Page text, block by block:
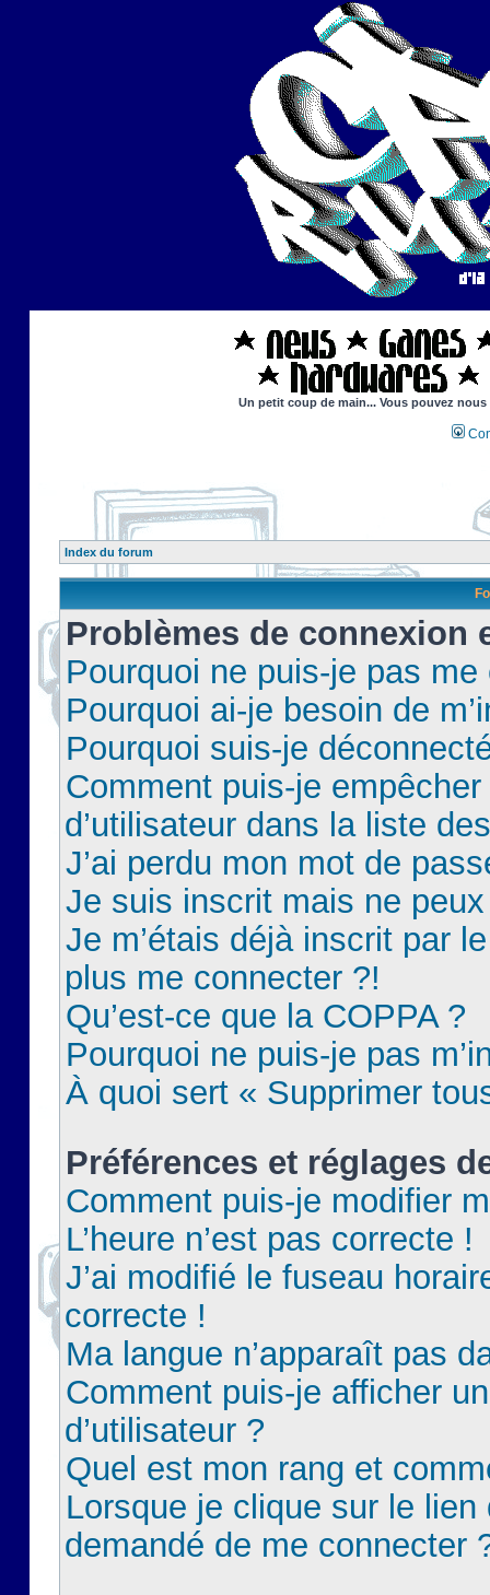
Un petit coup de main... Vous pouvez
Index du forum
Problèmes de connexion
Pourquoi ne puis-je pas
Pourquoi ai-je besoin de
Pourquoi suis-je
Comment puis-je
d’utilisateur dans la liste
J’ai perdu mon mot de
Je suis inscrit mais ne
Je m’étais déjà inscrit par
plus me connecter ?!
Qu’est-ce que la COPPA ?
Pourquoi ne puis-je pas
À quoi sert « Supprimer
Préférences et réglages
Comment puis-je modifier
L’heure n’est pas correcte !
J’ai modifié le fuseau
correcte !
Ma langue n’apparaît pas
Comment puis-je afficher
d’utilisateur ?
Quel est mon rang et
Lorsque je clique sur le lien
demandé de me connecter